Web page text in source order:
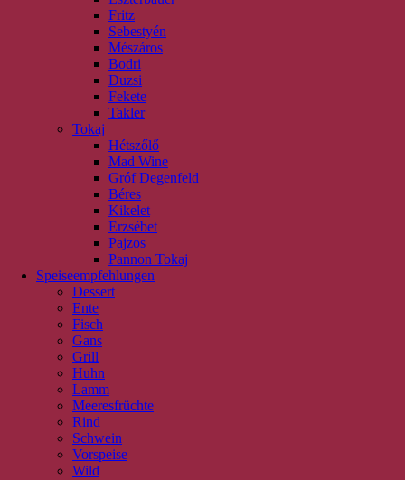
Fritz
Sebestyén
Mészáros
Bodri
Duzsi
Fekete
Takler
Tokaj
Hétszőlő
Mad Wine
Gróf Degenfeld
Béres
Kikelet
Erzsébet
Pajzos
Pannon Tokaj
Speiseempfehlungen
Dessert
Ente
Fisch
Gans
Grill
Huhn
Lamm
Meeresfrüchte
Rind
Schwein
Vorspeise
Wild